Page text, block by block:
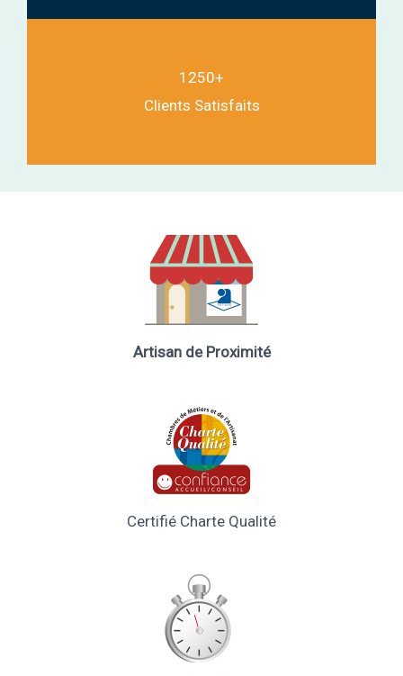
1250+
Clients Satisfaits
Artisan de Proximité
Certifié Charte Qualité